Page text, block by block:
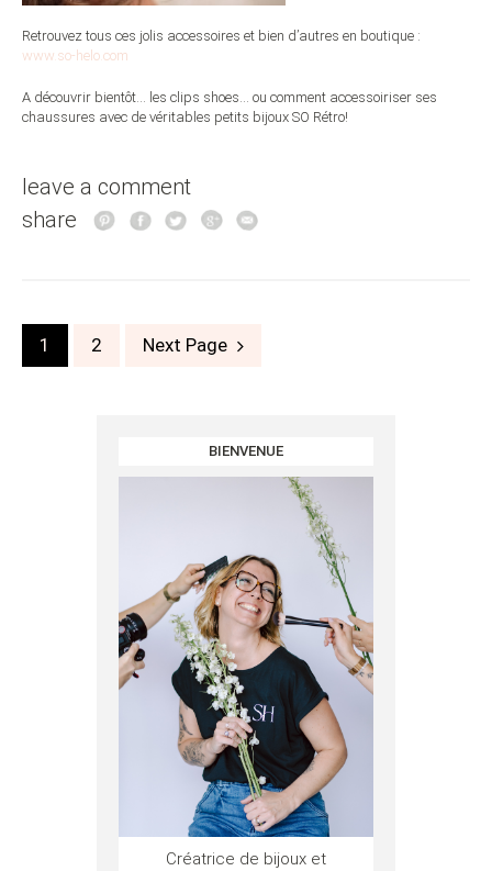
Retrouvez tous ces jolis accessoires et bien d’autres en boutique :
www.so-helo.com
A découvrir bientôt… les clips shoes… ou comment accessoiriser ses
chaussures avec de véritables petits bijoux SO Rétro!
leave a comment
share
Posts
navigation
1 2 Next Page
BIENVENUE
Créatrice de bijoux et